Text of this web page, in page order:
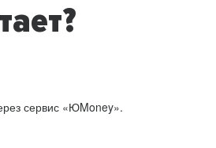
сервис «ЮMoney».